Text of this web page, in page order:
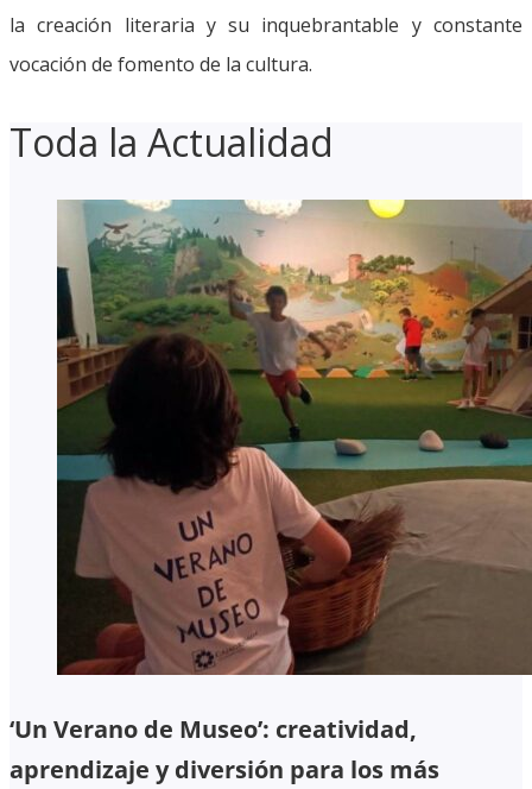
la creación literaria y su inquebrantable y constante
vocación de fomento de la cultura.
Toda la Actualidad
‘Un Verano de Museo’: creatividad,
aprendizaje y diversión para los más